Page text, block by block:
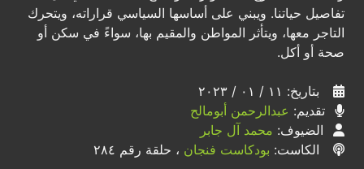
تفاصيل حياتنا. ويبني على أساسها السياسي قراراته، ويتحرك
التاجر معها، ويتأثر المواطن والمقيم بها، سواءً في سكن أو
صحة أو أكل.
بتاريخ: ١١ / ٠١ / ٢٠٢٣
تقديم: عبدالرحمن أبومالح
الضيوف: محمد آل جابر
الكاست: بودكاست فنجان ، حلقة رقم ٢٨٤